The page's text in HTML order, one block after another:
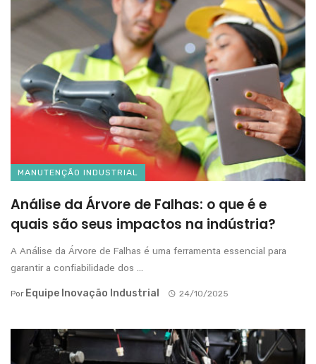
MANUTENÇÃO INDUSTRIAL
Análise da Árvore de Falhas: o que é e
quais são seus impactos na indústria?
A Análise da Árvore de Falhas é uma ferramenta essencial para
garantir a confiabilidade dos ...
Por Equipe Inovação Industrial 24/10/2025